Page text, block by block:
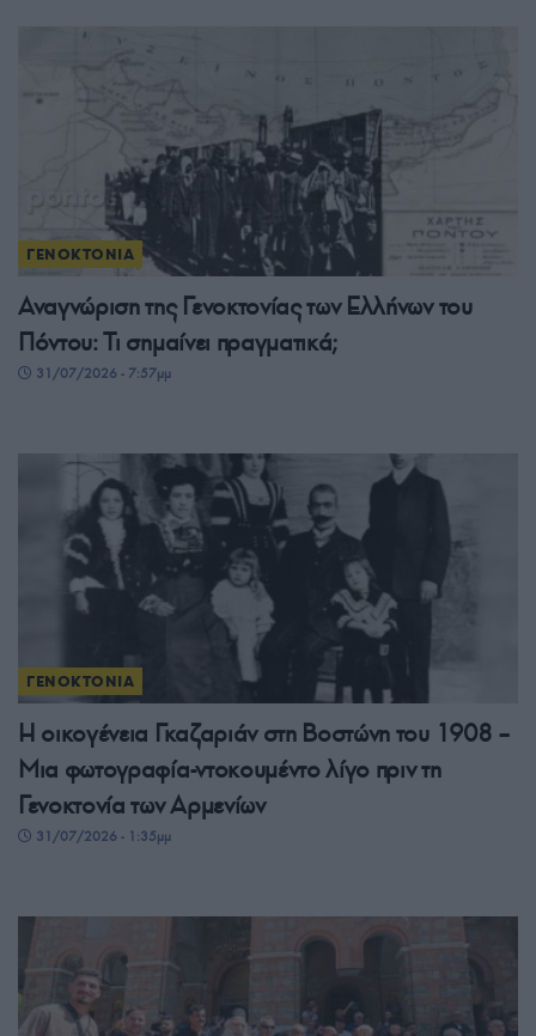
ΓΕΝΟΚΤΟΝΙΑ
Αναγνώριση της Γενοκτονίας των Ελλήνων του
Πόντου: Τι σημαίνει πραγματικά;
31/07/2026 - 7:57μμ
ΓΕΝΟΚΤΟΝΙΑ
Η οικογένεια Γκαζαριάν στη Βοστώνη του 1908 –
Μια φωτογραφία-ντοκουμέντο λίγο πριν τη
Γενοκτονία των Αρμενίων
31/07/2026 - 1:35μμ